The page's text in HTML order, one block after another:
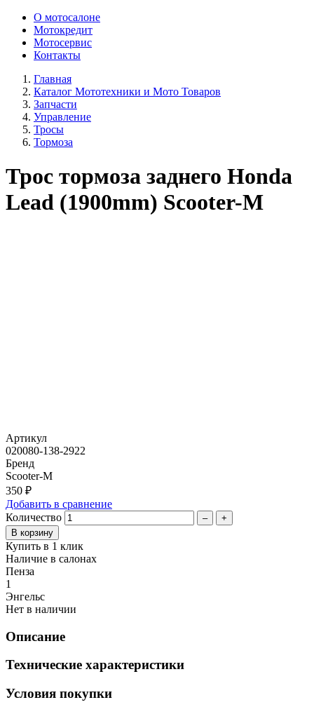
О мотосалоне
Мотокредит
Мотосервис
Контакты
Главная
Каталог Мототехники и Мото Товаров
Запчасти
Управление
Тросы
Тормоза
Трос тормоза заднего Honda
Lead (1900mm) Scooter-M
Артикул
020080-138-2922
Бренд
Scooter-M
350 ₽
Добавить в сравнение
Количество
– +
Купить в 1 клик
Наличие в салонах
Пенза
1
Энгельс
Нет в наличии
Описание
Технические характеристики
Условия покупки